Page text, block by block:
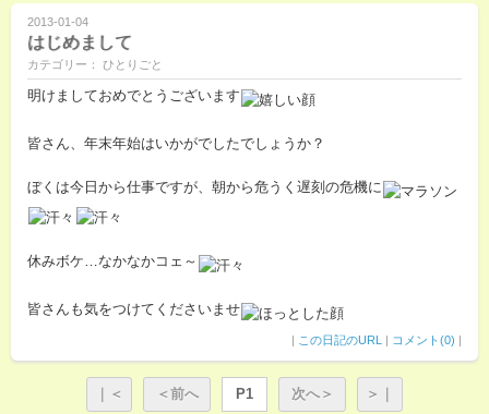
2013-01-04
はじめまして
カテゴリー： ひとりごと
明けましておめでとうございます
皆さん、年末年始はいかがでしたでしょうか？
ぼくは今日から仕事ですが、朝から危うく遅刻の危機に
休みボケ…なかなかコェ～
皆さんも気をつけてくださいませ
| この日記のURL | コメント(0) |
｜＜ ＜前へ P1 次へ＞
＞｜